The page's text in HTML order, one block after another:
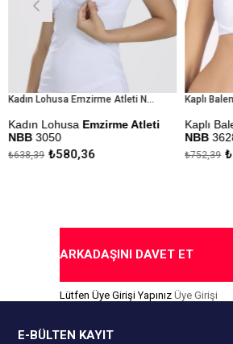
Kadın Lohusa Emzirme Atleti NBB 3050
LohusaEmzirme Atleti
3050
Ödeme Seçeneği
₺580,36
Kaplı Balenli
3628
Göğüs
₺752,39
ARKADAŞINI DAVET ET
Lütfen Üye Girişi Yapınız Üye Girişi
E-BÜLTEN KAYIT